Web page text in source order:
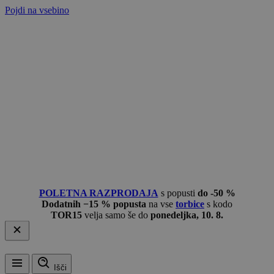
Pojdi na vsebino
POLETNA RAZPRODAJA s popusti do -50 %
Dodatnih −15 % popusta na vse torbice s kodo
TOR15 velja samo še do ponedeljka, 10. 8.
Išči